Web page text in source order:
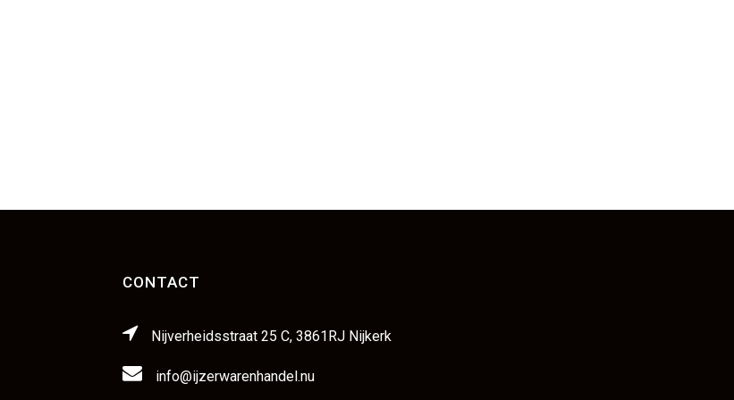
CONTACT
Nijverheidsstraat 25 C, 3861RJ Nijkerk
info@ijzerwarenhandel.nu